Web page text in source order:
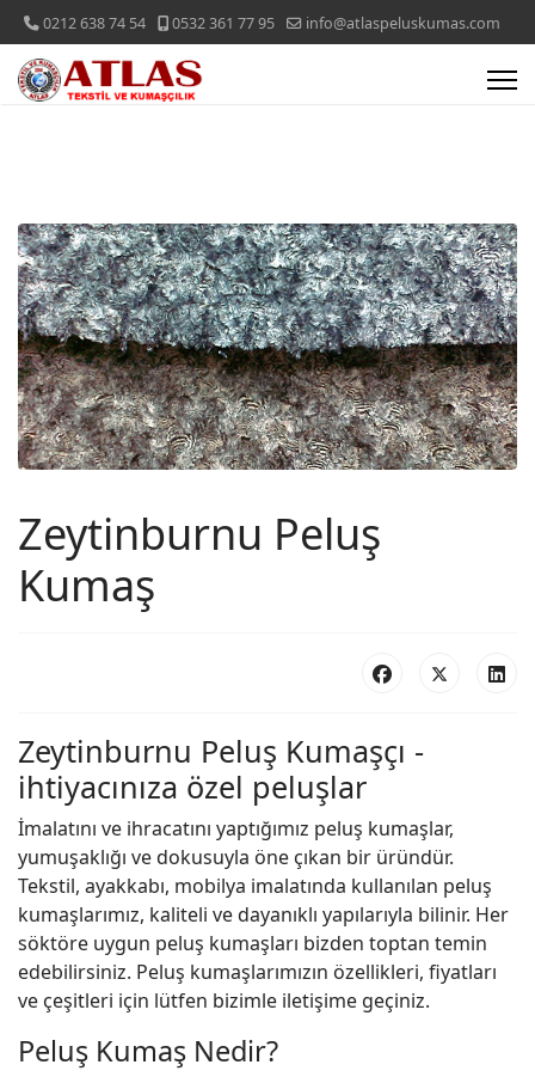
0212 638 74 54 0532 361 77 95 info@atlaspeluskumas.com
Zeytinburnu Peluş
Kumaş
Zeytinburnu Peluş Kumaşçı -
ihtiyacınıza özel peluşlar
İmalatını ve ihracatını yaptığımız peluş kumaşlar,
yumuşaklığı ve dokusuyla öne çıkan bir üründür.
Tekstil, ayakkabı, mobilya imalatında kullanılan peluş
kumaşlarımız, kaliteli ve dayanıklı yapılarıyla bilinir. Her
söktöre uygun peluş kumaşları bizden toptan temin
edebilirsiniz. Peluş kumaşlarımızın özellikleri, fiyatları
ve çeşitleri için lütfen bizimle iletişime geçiniz.
Peluş Kumaş Nedir?